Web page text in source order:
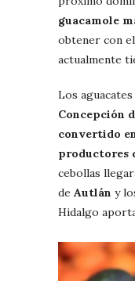
guacamole
obtener con
actualmente
Los
Concepción
convertido
productores
cebollas
de Autlán y
Hidalgo